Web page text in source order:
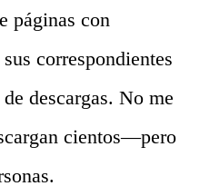
páginas con
correspondientes
descargas. No me
cientos—pero